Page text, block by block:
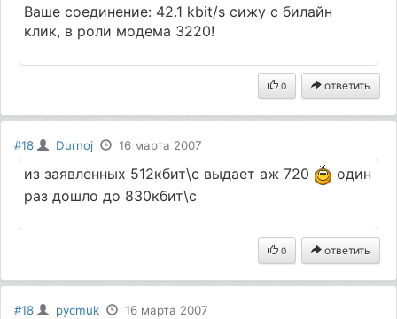
Ваше соединение: 42.1 kbit/s сижу с билайн
клик, в роли модема 3220!
0 ответить
#18 Durnoj 16 марта 2007
из заявленных 512кбит\с выдает аж 720
один
раз дошло до 830кбит\с
0 ответить
#18 pycmuk 16 марта 2007